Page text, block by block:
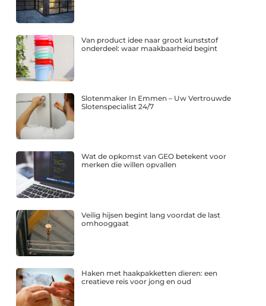
Van product idee naar groot kunststof
onderdeel: waar maakbaarheid begint
Slotenmaker In Emmen – Uw Vertrouwde
Slotenspecialist 24/7
Wat de opkomst van GEO betekent voor
merken die willen opvallen
Veilig hijsen begint lang voordat de last
omhooggaat
Haken met haakpakketten dieren: een
creatieve reis voor jong en oud